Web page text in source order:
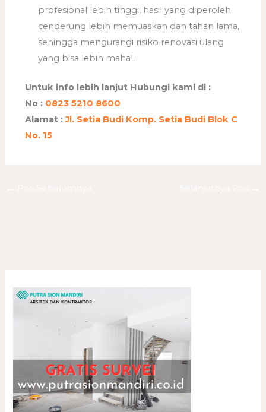
profesional lebih tinggi, hasil yang diperoleh
cenderung lebih memuaskan dan tahan lama,
sehingga mengurangi risiko renovasi ulang
yang bisa lebih mahal.
Untuk info lebih lanjut Hubungi kami di :
No : 0823 5210 8600
Alamat :Jl. Setia Budi Komp. Setia Budi Blok C
No. 15